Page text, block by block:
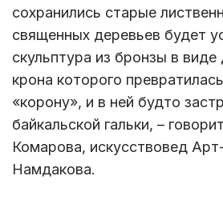
сохранились старые
священных деревьев будет
скульптура из бронзы в виде
крона которого
«корону», и в ней будто
байкальской гальки, –
Комарова, искусствовед
Намдакова.